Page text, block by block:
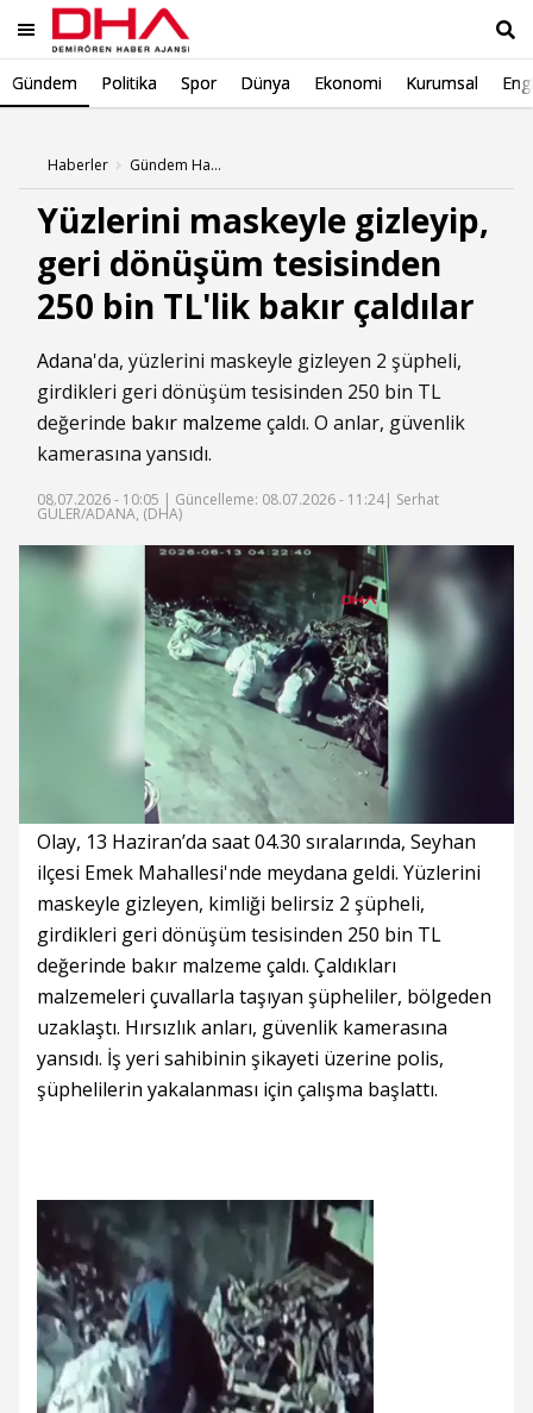
Gündem Politika Spor Dünya Ekonomi Kurumsal
Haberler Gündem Haberleri
Yüzlerini maskeyle gizleyip,
geri dönüşüm tesisinden
250 bin TL'lik bakır çaldılar
Adana'da, yüzlerini maskeyle gizleyen 2 şüpheli,
girdikleri geri dönüşüm tesisinden 250 bin TL
değerinde bakır malzeme çaldı. O anlar, güvenlik
kamerasına yansıdı.
08.07.2026 - 10:05 | Güncelleme: 08.07.2026 - 11:24| Serhat
GÜLER/ADANA, (DHA)
Süre Toplam
Süre Yüklendi
0%
Yükleniyor
0%
Olay, 13 Haziran’da saat 04.30 sıralarında, Seyhan
ilçesi Emek Mahallesi'nde meydana geldi. Yüzlerini
maskeyle gizleyen, kimliği belirsiz 2 şüpheli,
girdikleri geri dönüşüm tesisinden 250 bin TL
değerinde bakır malzeme çaldı. Çaldıkları
malzemeleri çuvallarla taşıyan şüpheliler, bölgeden
uzaklaştı. Hırsızlık anları, güvenlik kamerasına
yansıdı. İş yeri sahibinin şikayeti üzerine polis,
şüphelilerin yakalanması için çalışma başlattı.